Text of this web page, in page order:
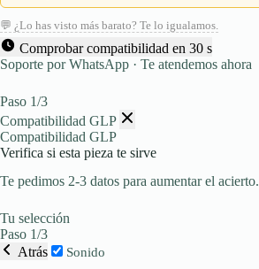
💬 ¿Lo has visto más barato? Te lo igualamos.
Comprobar compatibilidad en 30 s
Soporte por WhatsApp · Te atendemos ahora
Paso 1/3
Compatibilidad GLP
Compatibilidad GLP
Verifica si esta pieza te sirve
Te pedimos 2-3 datos para aumentar el acierto.
Tu selección
Paso 1/3
Atrás
Sonido